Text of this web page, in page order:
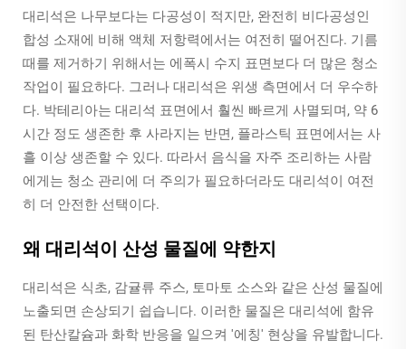
대리석은 나무보다는 다공성이 적지만, 완전히 비다공성인
합성 소재에 비해 액체 저항력에서는 여전히 떨어진다. 기름
때를 제거하기 위해서는 에폭시 수지 표면보다 더 많은 청소
작업이 필요하다. 그러나 대리석은 위생 측면에서 더 우수하
다. 박테리아는 대리석 표면에서 훨씬 빠르게 사멸되며, 약 6
시간 정도 생존한 후 사라지는 반면, 플라스틱 표면에서는 사
흘 이상 생존할 수 있다. 따라서 음식을 자주 조리하는 사람
에게는 청소 관리에 더 주의가 필요하더라도 대리석이 여전
히 더 안전한 선택이다.
왜 대리석이 산성 물질에 약한지
대리석은 식초, 감귤류 주스, 토마토 소스와 같은 산성 물질에
노출되면 손상되기 쉽습니다. 이러한 물질은 대리석에 함유
된 탄산칼슘과 화학 반응을 일으켜 '에칭' 현상을 유발합니다.